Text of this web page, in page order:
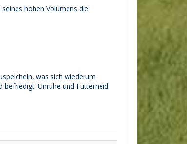
hohen Volumens die
was sich wiederum
befriedigt. Unruhe und Futterneid